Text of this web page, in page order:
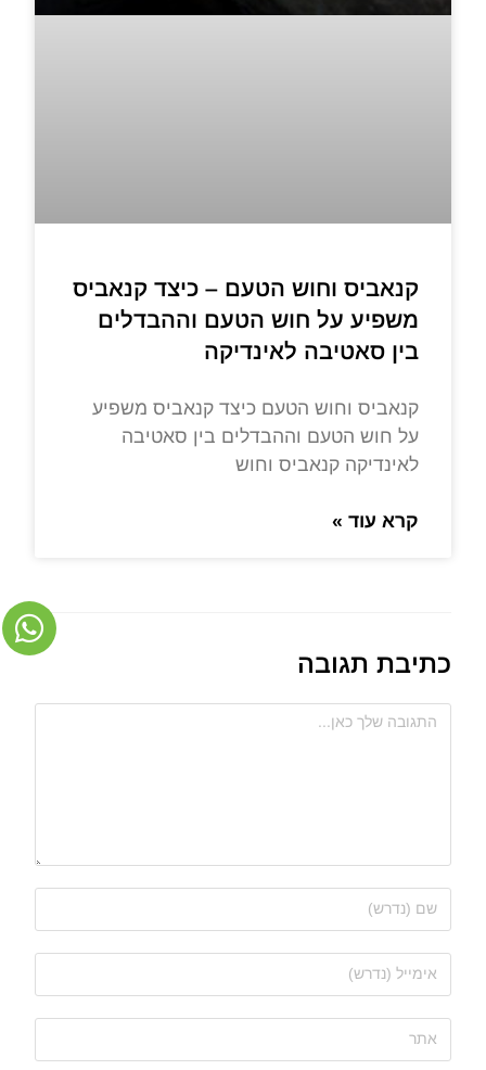
קנאביס וחוש הטעם – כיצד קנאביס
משפיע על חוש הטעם וההבדלים
בין סאטיבה לאינדיקה
קנאביס וחוש הטעם כיצד קנאביס משפיע
על חוש הטעם וההבדלים בין סאטיבה
לאינדיקה קנאביס וחוש
קרא עוד »
כתיבת תגובה